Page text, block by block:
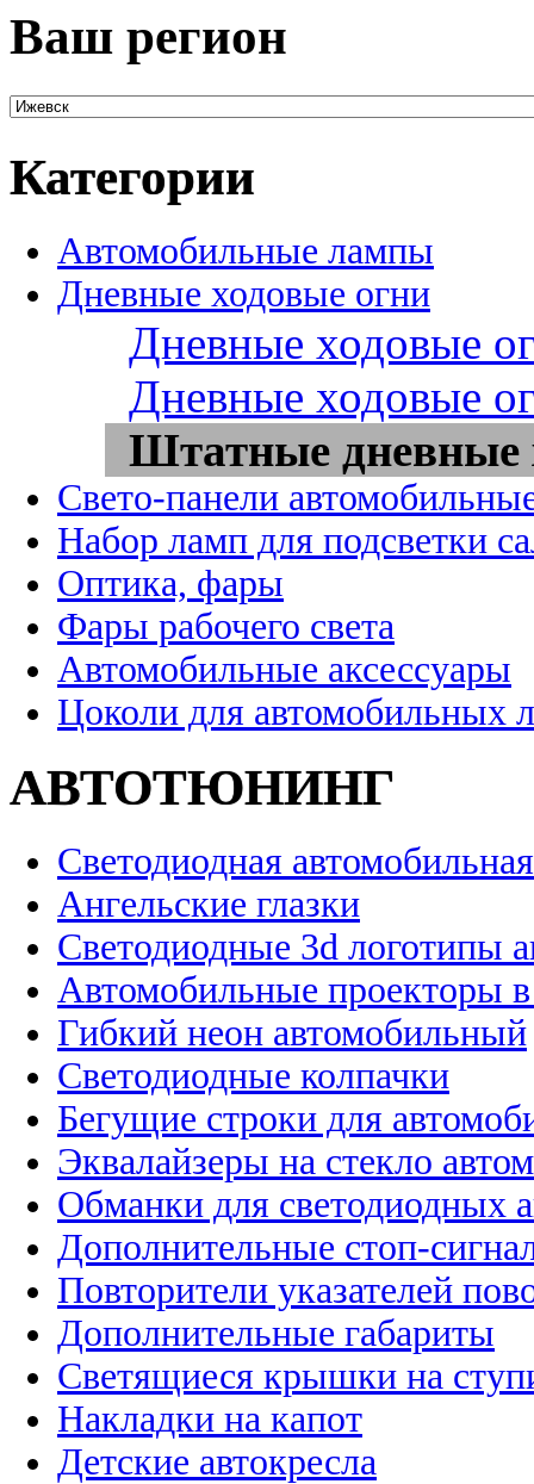
Ваш регион
Категории
Автомобильные лампы
Дневные ходовые огни
Дневные ходовые
Дневные ходовые
Штатные дневные
Свето-панели
Набор ламп для подсветки
Оптика, фары
Фары рабочего света
Автомобильные аксессуары
Цоколи для автомобильных
АВТОТЮНИНГ
Светодиодная
Ангельские глазки
Светодиодные 3d логотипы
Автомобильные проекторы
Гибкий неон автомобильный
Светодиодные колпачки
Бегущие строки для
Эквалайзеры на стекло
Обманки для светодиодных
Дополнительные стоп-
Повторители указателей
Дополнительные габариты
Светящиеся крышки на
Накладки на капот
Детские автокресла